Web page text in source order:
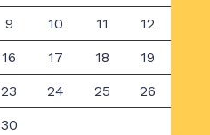
9 10 11
12
16 17 18
19
23 24 25
26
30